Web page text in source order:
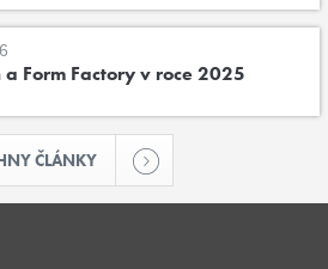
a Form Factory v roce 2025
ČLÁNKY